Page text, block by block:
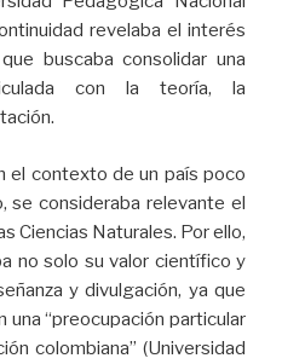
revelaba el interés
buscaba consolidar una
con la teoría, la
el contexto de un país poco
se consideraba relevante el
Ciencias Naturales. Por ello,
no solo su valor científico y
y divulgación, ya que
“preocupación particular
colombiana” (Universidad